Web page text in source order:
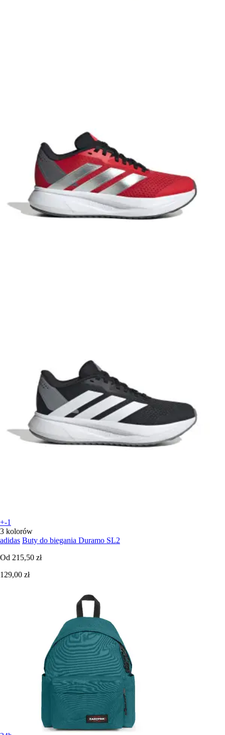
+-1
3 kolorów
adidas Buty do biegania Duramo SL2
Od 215,50 zł
129,00 zł